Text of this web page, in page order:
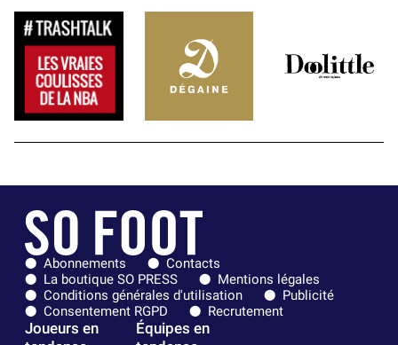
Abonnements
Contacts
La boutique SO PRESS
Mentions légales
Conditions générales d'utilisation
Publicité
Consentement RGPD
Recrutement
Joueurs en
Équipes en